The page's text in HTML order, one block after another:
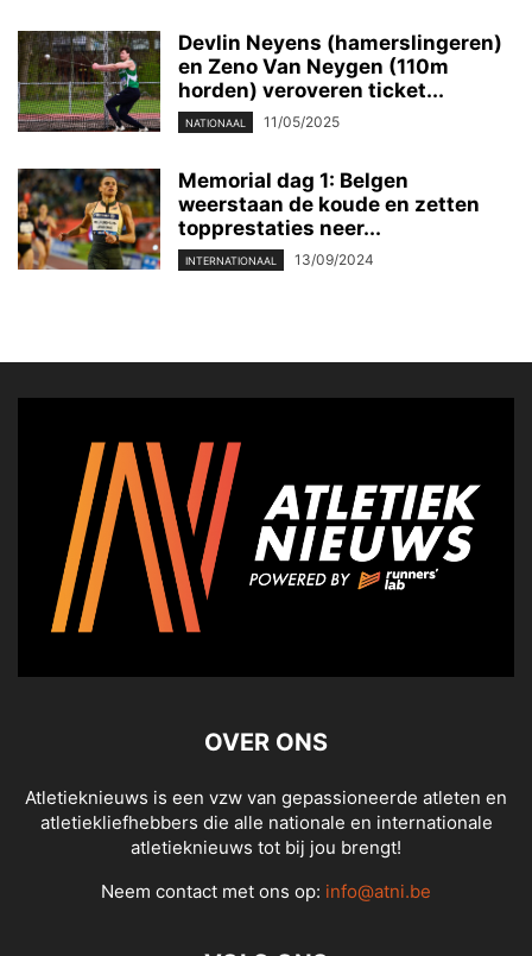
Devlin Neyens (hamerslingeren)
en Zeno Van Neygen (110m
horden) veroveren ticket...
NATIONAAL 11/05/2025
Memorial dag 1: Belgen
weerstaan de koude en zetten
topprestaties neer...
INTERNATIONAAL 13/09/2024
OVER ONS
Atletieknieuws is een vzw van gepassioneerde atleten en
atletiekliefhebbers die alle nationale en internationale
atletieknieuws tot bij jou brengt!
Neem contact met ons op: info@atni.be